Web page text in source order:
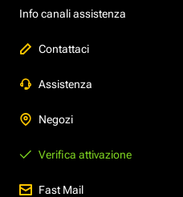
Info canali assistenza
Contattaci
Assistenza
Negozi
Verifica attivazione
Fast Mail